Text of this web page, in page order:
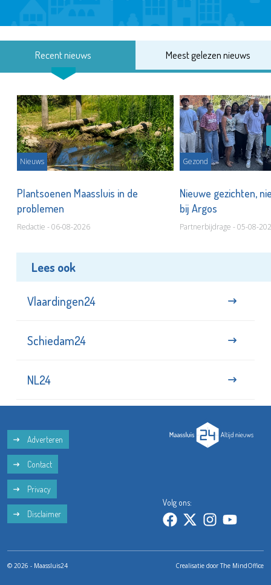
Recent nieuws Meest gelezen nieuws
Nieuws
Plantsoenen Maassluis in de
problemen
Redactie - 06-08-2026
Gezond
Nieuwe gezichten,
bij Argos
Partnerbijdrage - 05-08-
Lees ook
Vlaardingen24
Schiedam24
NL24
Adverteren
Contact
Privacy
Disclaimer
Volg ons:
© 2026 - Maassluis24 Crealisatie doorThe MindOffice